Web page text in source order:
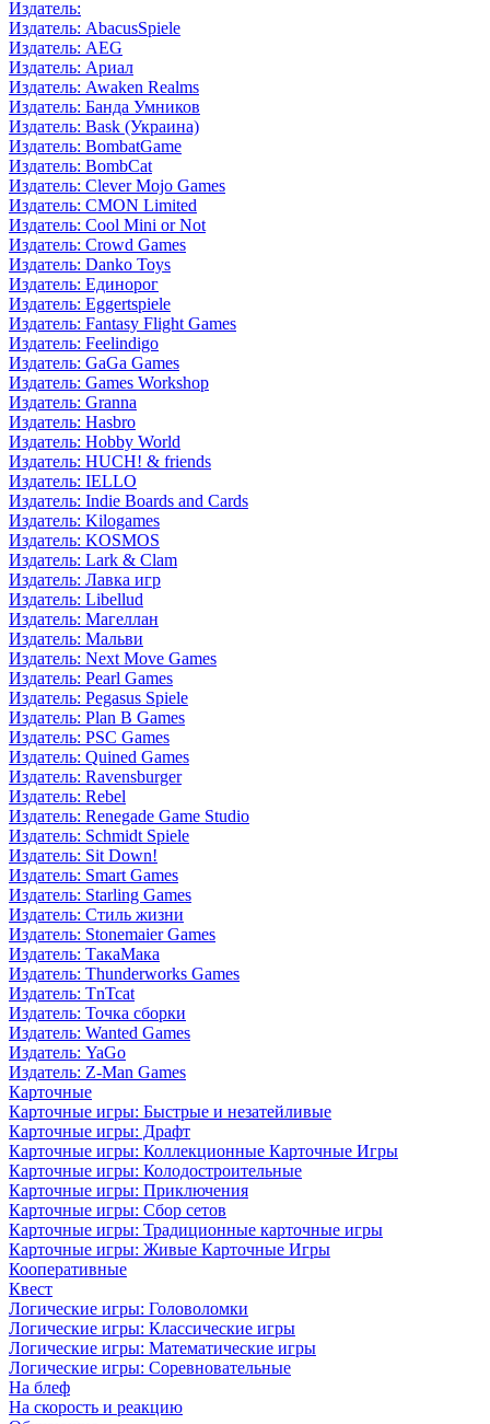
Издатель:
Издатель: AbacusSpiele
Издатель: AEG
Издатель: Ариал
Издатель: Awaken Realms
Издатель: Банда Умников
Издатель: Bask (Украина)
Издатель: BombatGame
Издатель: BombCat
Издатель: Clever Mojo Games
Издатель: CMON Limited
Издатель: Cool Mini or Not
Издатель: Crowd Games
Издатель: Danko Toys
Издатель: Единорог
Издатель: Eggertspiele
Издатель: Fantasy Flight Games
Издатель: Feelindigo
Издатель: GaGa Games
Издатель: Games Workshop
Издатель: Granna
Издатель: Hasbro
Издатель: Hobby World
Издатель: HUCH! & friends
Издатель: IELLO
Издатель: Indie Boards and Cards
Издатель: Kilogames
Издатель: KOSMOS
Издатель: Lark & Clam
Издатель: Лавка игр
Издатель: Libellud
Издатель: Магеллан
Издатель: Мальви
Издатель: Next Move Games
Издатель: Pearl Games
Издатель: Pegasus Spiele
Издатель: Plan B Games
Издатель: PSC Games
Издатель: Quined Games
Издатель: Ravensburger
Издатель: Rebel
Издатель: Renegade Game Studio
Издатель: Schmidt Spiele
Издатель: Sit Down!
Издатель: Smart Games
Издатель: Starling Games
Издатель: Стиль жизни
Издатель: Stonemaier Games
Издатель: ТакаМака
Издатель: Thunderworks Games
Издатель: TnTcat
Издатель: Точка сборки
Издатель: Wanted Games
Издатель: YaGo
Издатель: Z-Man Games
Карточные
Карточные игры: Быстрые и незатейливые
Карточные игры: Драфт
Карточные игры: Коллекционные Карточные Игры
Карточные игры: Колодостроительные
Карточные игры: Приключения
Карточные игры: Сбор сетов
Карточные игры: Традиционные карточные игры
Карточные игры: Живые Карточные Игры
Кооперативные
Квест
Логические игры: Головоломки
Логические игры: Классические игры
Логические игры: Математические игры
Логические игры: Соревновательные
На блеф
На скорость и реакцию